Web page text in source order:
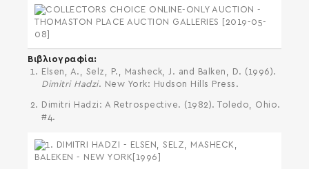
Βιβλιογραφία
Elsen, A., Selz, P., Masheck, J. and Balken, D. (1996).
Dimitri Hadzi. New York: Hudson Hills Press.
Dimitri Hadzi: A Retrospective. (1982). Toledo, Ohio.
#4.